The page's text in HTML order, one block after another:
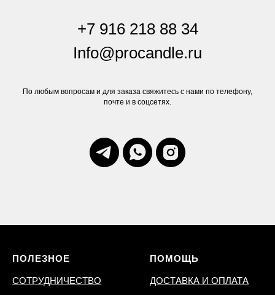
+7 916 218 88 34
Info@procandle.ru
По любым вопросам и для заказа свяжитесь с нами по телефону,
почте и в соцсетях.
ПОЛЕЗНОЕ
СОТРУДНИЧЕСТВО
ПОМОЩЬ
ДОСТАВКА И ОПЛАТА